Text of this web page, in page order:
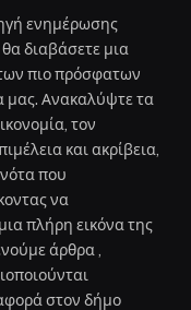
ενημέρωσης
διαβάσετε μια
πιο πρόσφατων
μας. Ανακαλύψτε τα
τον
και ακρίβεια,
που
να
πλήρη εικόνα της
άρθρα ,
στον δήμο